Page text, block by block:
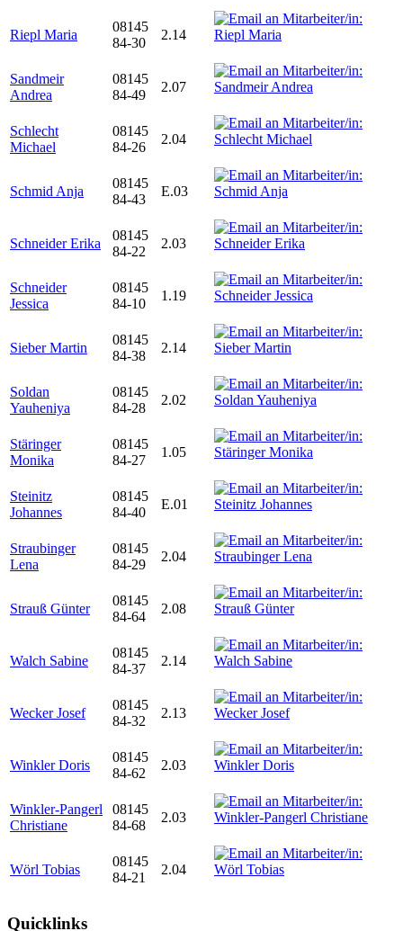
Riepl Maria
08145
84-30
2.14
Sandmeir
Andrea
08145
84-49
2.07
Schlecht
Michael
08145
84-26
2.04
Schmid Anja
08145
84-43
E.03
Schneider Erika
08145
84-22
2.03
Schneider
Jessica
08145
84-10
1.19
Sieber Martin
08145
84-38
2.14
Soldan
Yauheniya
08145
84-28
2.02
Stäringer
Monika
08145
84-27
1.05
Steinitz
Johannes
08145
84-40
E.01
Straubinger
Lena
08145
84-29
2.04
Strauß Günter
08145
84-64
2.08
Walch Sabine
08145
84-37
2.14
Wecker Josef
08145
84-32
2.13
Winkler Doris
08145
84-62
2.03
Winkler-Pangerl
Christiane
08145
84-68
2.03
Wörl Tobias
08145
84-21
2.04
Quicklinks